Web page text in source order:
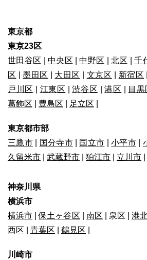
東京都
東京23区
世田谷区
中央区 |中野区 北区 |千
区 |墨田区 大田区 文京区 新宿区
戸川区
江東区 |渋谷区 |港区 目黒
葛飾区
豊島区 足立区
東京都市部
三鷹市| 国分寺市| 国立市 小平市|
久留米市
武蔵野市 狛江市 立川市
神奈川県
横浜市
横浜市 |保土ヶ谷区 南区 | 泉区 |港
西区 | 青葉区 鶴見区
川崎市